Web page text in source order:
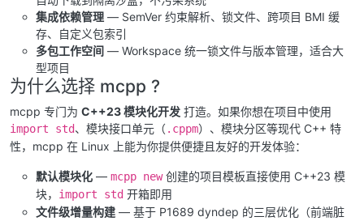
集成依赖管理 — SemVer 约束解析、锁文件、跨项目 BMI 缓
存、自定义包索引
多包工作空间 — Workspace 统一锁文件与版本管理，适合大
型项目
为什么选择 mcpp ?
mcpp 专门为 C++23 模块化开发 打造。如果你想在项目中使用
import std、模块接口单元（ .cppm）、模块分区等现代 C++ 特
性，mcpp 在 Linux 上能为你提供便捷且友好的开发体验：
默认模块化 — mcpp new创建的项目模板直接使用 C++23 模
块， import std 开箱即用
文件级增量构建 — 基于 P1689 dyndep 的三层优化（前端脏